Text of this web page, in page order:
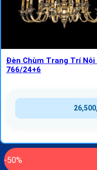
Đèn Chùm Trang Trí
766/24+6
-50%